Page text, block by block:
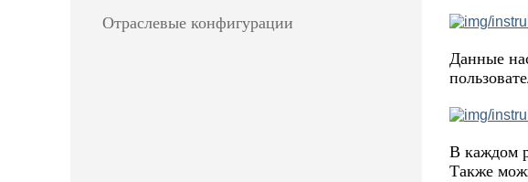
Отраслевые конфигурации
Данные
В каждом
Также